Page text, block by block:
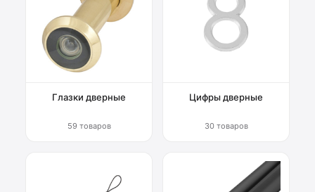
Глазки дверные
59 товаров
Цифры дверные
30 товаров